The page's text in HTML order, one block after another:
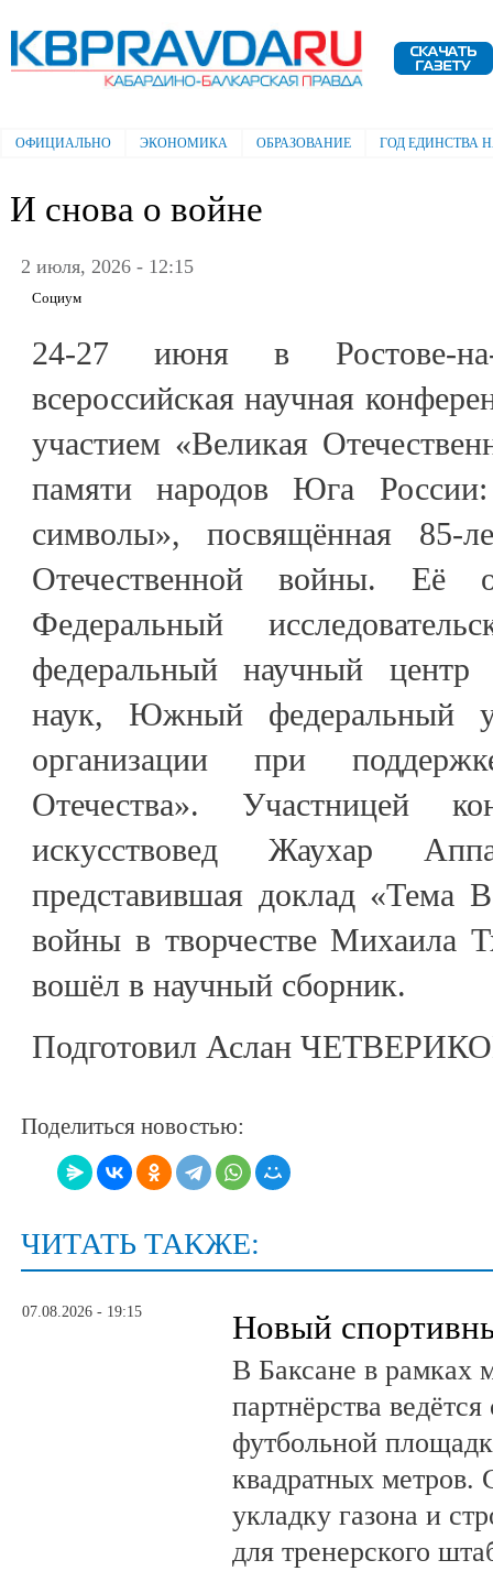
Электронная газета "Кабардино-
Балкарская правда"
Главное меню
ОФИЦИАЛЬНО ЭКОНОМИКА ОБРАЗОВАНИЕ ГОД ЕДИНСТВА
И снова о войне
2 июля, 2026 - 12:15
Социум
24-27 июня в Ростове-
всероссийская научная
участием «Великая
памяти народов Юга
символы», посвящённая 85-
Отечественной войны. Её
Федеральный
федеральный научный центр
наук, Южный федеральный
организации при
Отечества». Участницей
искусствовед Жаухар
представившая доклад «Тема
войны в творчестве Михаила
вошёл в научный сборник.
Подготовил Аслан
Поделиться новостью:
ЧИТАТЬ ТАКЖЕ:
07.08.2026 - 19:15 Новый
В Баксане в рамках
партнёрства
футбольной
квадратных метров.
укладку газона и
для тренерского